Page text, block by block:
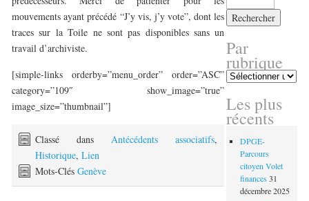
mouvements ayant précédé “J’y vis, j’y vote”, dont les
traces sur la Toile ne sont pas disponibles sans un
travail d’archiviste.
[simple-links orderby=”menu_order” order=”ASC”
category=”109″ show_image=”true”
image_size=”thumbnail”]
Classé dansAntécédents associatifs,
Historique,Lien
Mots-ClésGenève
Par
rubrique
Par
Les plus
récents
DPGE-
Parcours
citoyen Volet
finances 31
décembre 2025